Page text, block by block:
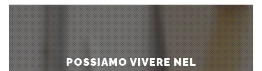
POSSIAMO VIVERE NEL